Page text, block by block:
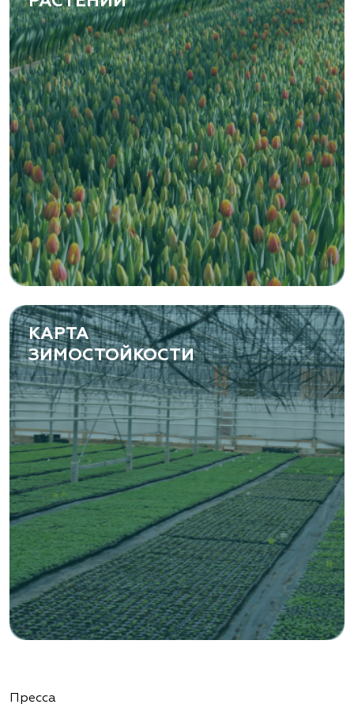
www.vetki.biz
Zaxriddin Flower Plantation, питомник
Ташкентская область, Зангиатинский р-н, ул.
Канимаева, д. 9
«ЁЛЫ-ПАЛЫ», питомник декоративных
растений
Самарская область, с. Подстепки, ул.
Фермерская 14 А
(8482) 650 010
www.yoly-paly.ru
«ВЕНЕВ» питомник растений
Тульская область, Венёвский р-н, село
Борщевое, улица Лесная, д. 13
8 963 224 87 99
https://www.venev1.ru/
«ВЕНЕВ» питомник растений
Тульская область, Венёвский р-н, село
Борщевое, улица Лесная, д. 13
8 963 224 87 99
https://www.venev1.ru/
КАРТА
ЗИМОСТОЙКОСТИ
Пресса